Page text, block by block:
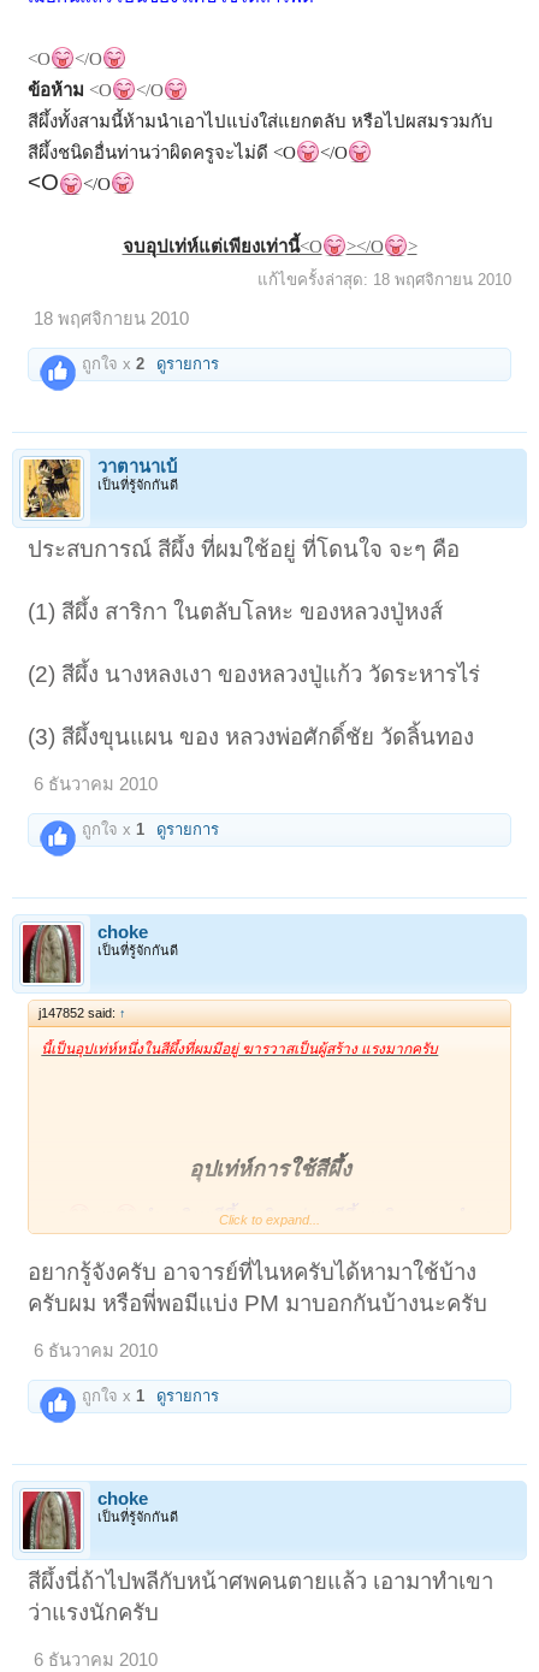
<O
</O
ข้อห้าม <O
</O
สีผึ้งทั้งสามนี้ห้ามนำเอาไปแบ่งใส่แยกตลับ หรือไปผสมรวมกับ
สีผึ้งชนิดอื่นท่านว่าผิดครูจะไม่ดี <O </O
<O </O
จบอุปเท่ห์แต่เพียงเท่านี้<O ></O >
แก้ไขครั้งล่าสุด: 18 พฤศจิกายน 2010
18 พฤศจิกายน 2010
ถูกใจ x2 ดูรายการ
วาตานาเบ้
เป็นที่รู้จักกันดี
ประสบการณ์ สีผึ้ง ที่ผมใช้อยู่ ที่โดนใจ จะๆ คือ
(1) สีผึ้ง สาริกา ในตลับโลหะ ของหลวงปู่หงส์
(2) สีผึ้ง นางหลงเงา ของหลวงปู่แก้ว วัดระหารไร่
(3) สีผึ้งขุนแผน ของ หลวงพ่อศักดิ์ชัย วัดลิ้นทอง
6 ธันวาคม 2010
ถูกใจ x 1 ดูรายการ
choke
เป็นที่รู้จักกันดี
j147852 said: ↑
นี้เป็นอุปเท่ห์หนึ่งในสีผึ้งที่ผมมีอยู่ ฆารวาสเป็นผู้สร้าง แรงมากครับ
อุปเท่ห์การใช้สีผึ้ง
ตำราวิชาสีผึ้งสาลิกาม่วน สีผึ้งสาลิกา และตำรา
ฤๅษีผู้เฒ่าได้ร่วมกันรจนาขึ้นเพื่อประสิทธิ์ให้แก่สมณชี
พราหมณ์ พร้อมทั้งท้าวพระยามหากษัตรยิ์ และ ชายหญิงทั้ง
หลายอันเกิดมาภายหลัง ให้รู้จักวิชาสีผึ้งเป็นต้นดังนี้ก่อน และ
ยากนักที่บุคคล จะได้รู้โดยยาก ตั้งแต่พิธีกรรมการปลุกเสก
ครอบครองได้ชื่อว่าเกิดมาไม่อาภัพแล
<O
</O
มหานิยมและราชเสน่ห์แก่คนทั้งหลาย อาจสามารถให้สัตว์
พ้นจากทุกข์ คือ ความโศกผิดหวัง อุบาทว์จัญไรอุปัทวันตราย
ทั้งปวงแล มิให้มาแผ้วพานได้เลย ต้นฉบับเดิมเป็นของ ญาคู
บุญธรรม พระอริยเจ้าผู้ทรงฤทธิ์แห่งฝั่งลาวได้ถ่ายทอดให้แก่
บรมครูปู่ฤๅษีใหญ่แห่งภูเขาควายกลาง โดยได้สืบต่อเนื่องมา
<O
</O
อุปเท่ห์การใช้ให้ตั้งจิตระลึกถึงบรมครูผู้เป็นเจ้าของวิชา
Click to expand...
อยากรู้จังครับ อาจารย์ที่ไนหครับได้หามาใช้บ้าง
ครับผม หรือพี่พอมีแบ่ง PM มาบอกกันบ้างนะครับ
6 ธันวาคม 2010
ถูกใจ x 1 ดูรายการ
choke
เป็นที่รู้จักกันดี
สีผึ้งนี่ถ้าไปพลีกับหน้าศพคนตายแล้ว เอามาทำเขา
ว่าแรงนักครับ
6 ธันวาคม 2010